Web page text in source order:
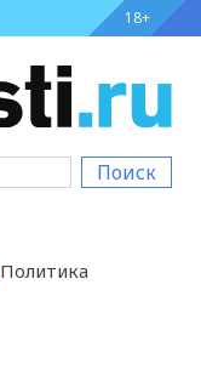
18+
Поиск
Политика